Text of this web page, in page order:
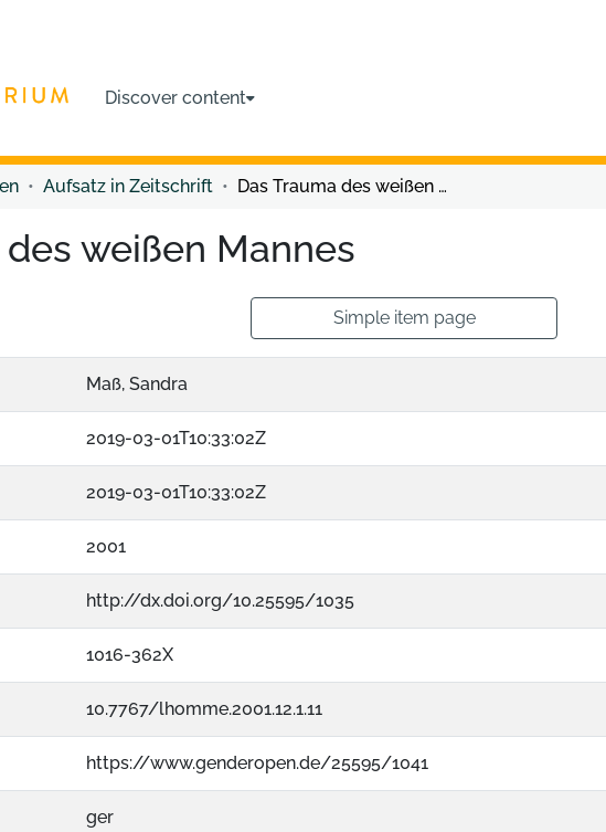
Discover content
Aufsatz in Zeitschrift Das Trauma des weißen Mannes
des weißen Mannes
Simple item page
Maß, Sandra
2019-03-01T10:33:02Z
2019-03-01T10:33:02Z
2001
http://dx.doi.org/10.25595/1035
1016-362X
10.7767/lhomme.2001.12.1.11
https://www.genderopen.de/25595/1041
ger